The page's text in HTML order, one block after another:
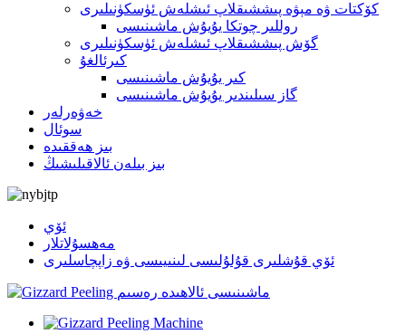
كۆكتات ۋە مېۋە پىششىقلاپ ئىشلەش ئۈسكۈنىلىرى
روللىر چوتكا يۇيۇش ماشىنىسى
گۆش پىششىقلاپ ئىشلەش ئۈسكۈنىلىرى
كىرئالغۇ
كىر يۇيۇش ماشىنىسى
گاز سىلىندىر يۇيۇش ماشىنىسى
خەۋەرلەر
سوئال
بىز ھەققىدە
بىز بىلەن ئالاقىلىشىڭ
ئۆي
مەھسۇلاتلار
ئۆي قۇشلىرى قۇلۇلىسى لىنىيىسى ۋە زاپچاسلىرى